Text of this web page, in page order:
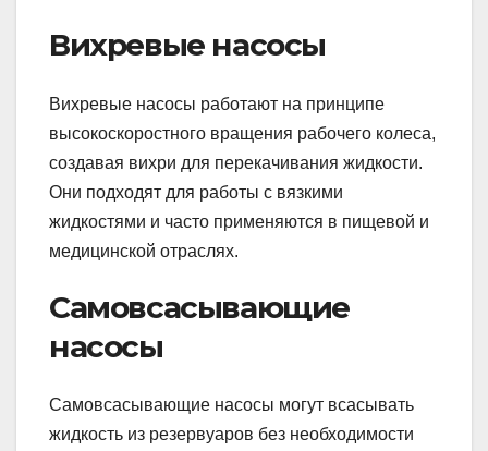
Вихревые насосы
Вихревые насосы работают на принципе
высокоскоростного вращения рабочего колеса,
создавая вихри для перекачивания жидкости.
Они подходят для работы с вязкими
жидкостями и часто применяются в пищевой и
медицинской отраслях.
Самовсасывающие
насосы
Самовсасывающие насосы могут всасывать
жидкость из резервуаров без необходимости